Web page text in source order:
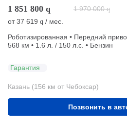
1 851 800 q 1 970 000 q
от37 619 q / мес.
Роботизированная • Передний
568 км • 1.6 л. / 150 л.с. • Бензин
Гарантия
Казань (156 км от Чебоксар)
Позвонить в